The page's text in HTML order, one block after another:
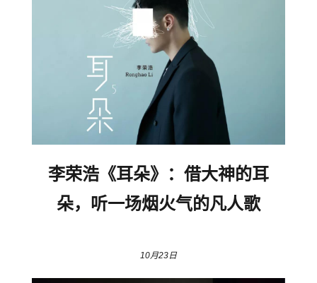
李荣浩《耳朵》：借大神的耳
朵，听一场烟火气的凡人歌
10月23日